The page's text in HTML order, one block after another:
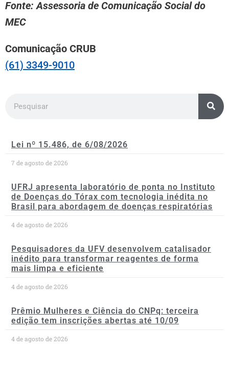
Fonte: Assessoria de Comunicação Social do
MEC
Comunicação CRUB
(61) 3349-9010
Lei nº 15.486, de 6/08/2026
7 de agosto de 2026
UFRJ apresenta laboratório de ponta no Instituto
de Doenças do Tórax com tecnologia inédita no
Brasil para abordagem de doenças respiratórias
4 de agosto de 2026
Pesquisadores da UFV desenvolvem catalisador
inédito para transformar reagentes de forma
mais limpa e eficiente
4 de agosto de 2026
Prêmio Mulheres e Ciência do CNPq: terceira
edição tem inscrições abertas até 10/09
4 de agosto de 2026